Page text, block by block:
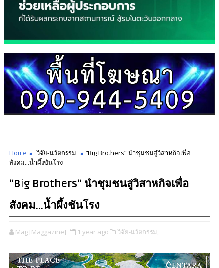
Home วิจัย-นวัตกรรม
“Big Brothers“ นำชุมชนสู่วิสาหกิจเพื่อ
สังคม...น้ำผึ้งชันโรง
“Big Brothers“ นำชุมชนสู่วิสาหกิจเพื่อ
สังคม...น้ำผึ้งชันโรง
Mag [Maggazine] 1 year ago วิจัย-นวัตกรรม,